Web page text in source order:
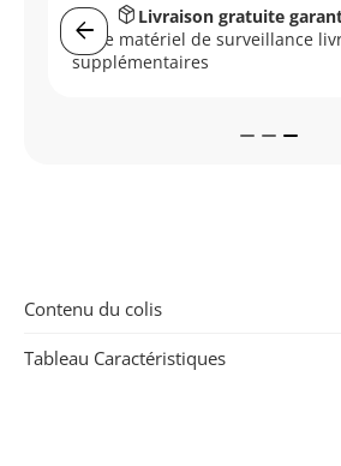
arrow_back package_2 Livraison gratuite
Votre matériel de surveillance
supplémentaires
Contenu du colis
Tableau Caractéristiques